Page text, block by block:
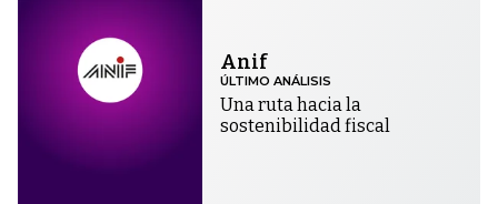
Anif
ÚLTIMO ANÁLISIS
Una ruta hacia la
sostenibilidad fiscal